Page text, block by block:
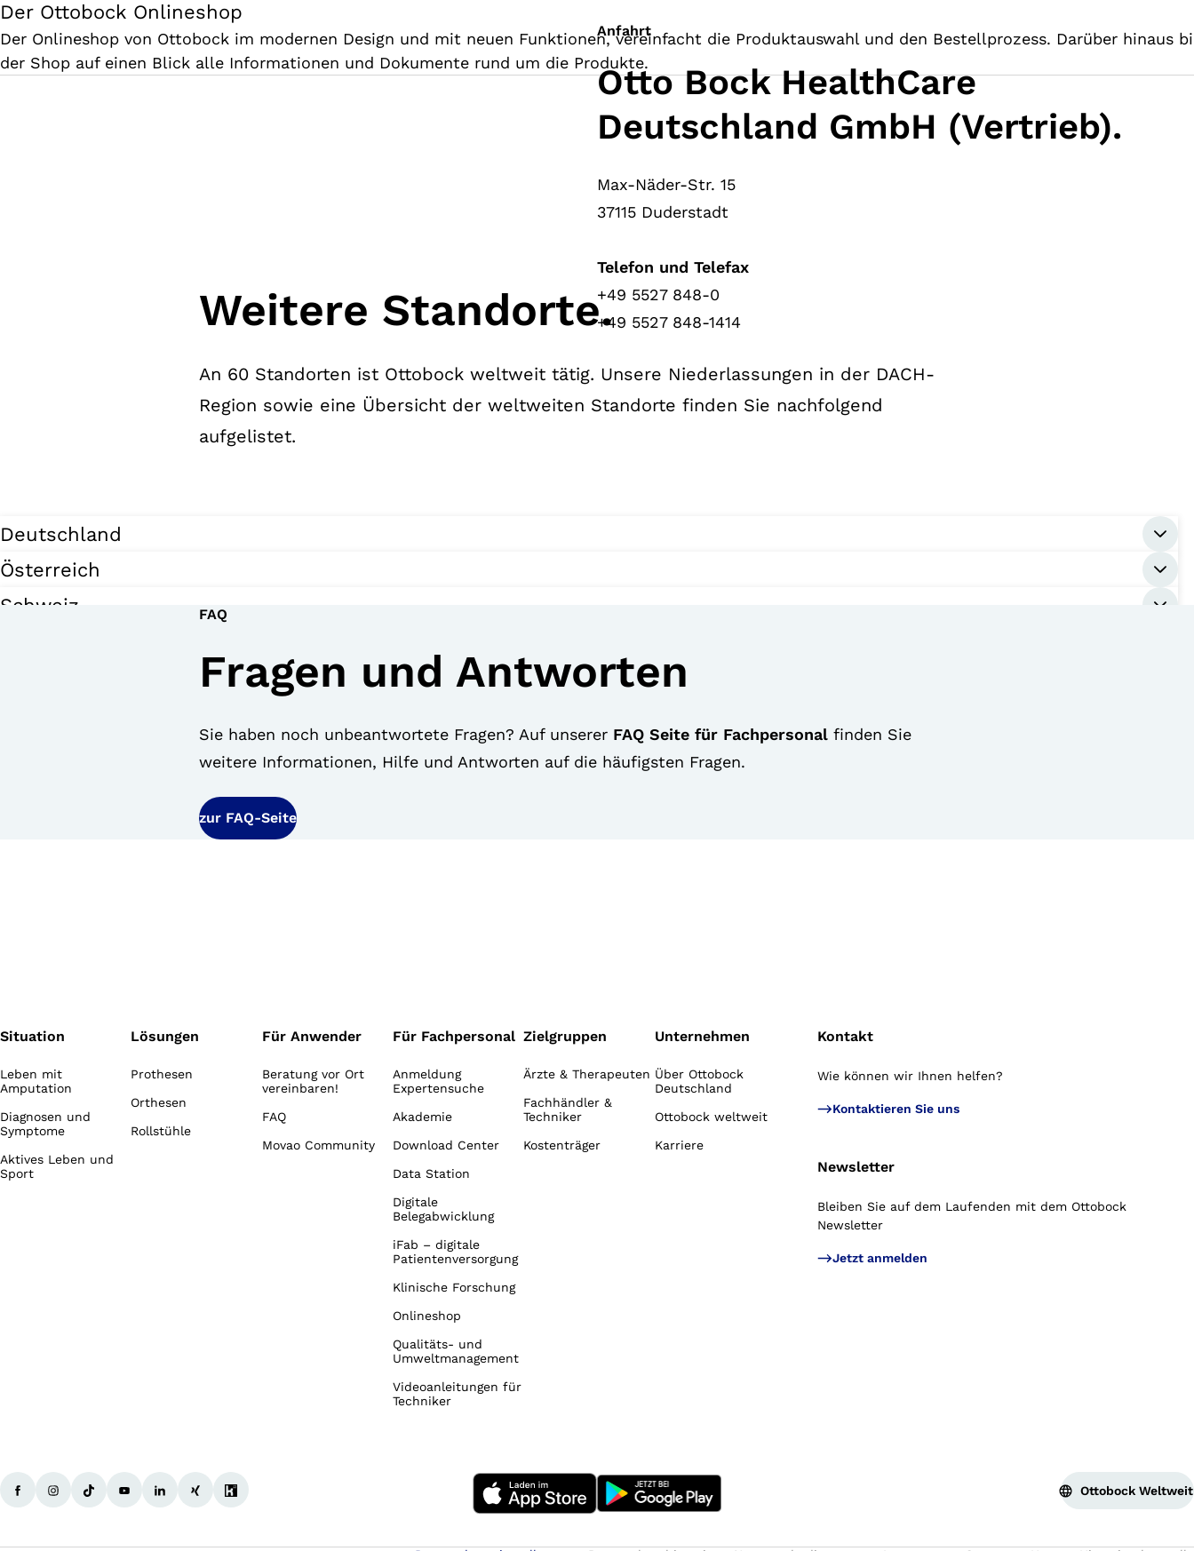
Der Ottobock Onlineshop
Der Onlineshop von Ottobock im modernen Design und mit neuen Funktionen, vereinfacht die Produktauswahl und den Bestellprozess. Darüber hinaus
der Shop auf einen Blick alle Informationen und Dokumente rund um die Produkte.
Anfahrt
Otto Bock HealthCare
Deutschland GmbH (Vertrieb).
Max-Näder-Str. 15
37115 Duderstadt
Telefon und Telefax
+49 5527 848-0
+49 5527 848-1414
Weitere Standorte.
An 60 Standorten ist Ottobock weltweit tätig. Unsere Niederlassungen in der DACH-
Region sowie eine Übersicht der weltweiten Standorte finden Sie nachfolgend
aufgelistet.
Deutschland
Österreich
Schweiz
FAQ
Fragen und Antworten
Sie haben noch unbeantwortete Fragen? Auf unserer FAQ Seite für Fachpersonal finden Sie
weitere Informationen, Hilfe und Antworten auf die häufigsten Fragen.
zur FAQ-Seite
Situation
Leben mit
Amputation
Diagnosen und
Symptome
Aktives Leben und
Sport
Lösungen
Prothesen
Orthesen
Rollstühle
Für Anwender
Beratung vor Ort
vereinbaren!
FAQ
Movao Community
Für Fachpersonal
Anmeldung
Expertensuche
Akademie
Download Center
Data Station
Digitale
Belegabwicklung
iFab – digitale
Patientenversorgung
Klinische Forschung
Onlineshop
Qualitäts- und
Umweltmanagement
Videoanleitungen für
Techniker
Zielgruppen
Ärzte & Therapeuten
Fachhändler &
Techniker
Kostenträger
Unternehmen
Über Ottobock
Deutschland
Ottobock weltweit
Karriere
Kontakt
Wie können wir Ihnen helfen?
Kontaktieren Sie uns
Newsletter
Bleiben Sie auf dem Laufenden mit dem Ottobock
Newsletter
Jetzt anmelden
Ottobock Weltweit